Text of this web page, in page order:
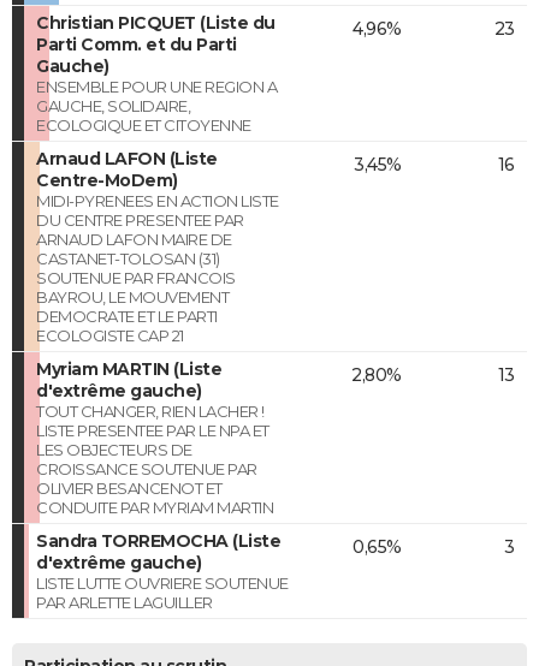
Christian PICQUET (Liste du
Parti Comm. et du Parti
Gauche)
ENSEMBLE POUR UNE REGION A
GAUCHE, SOLIDAIRE,
ECOLOGIQUE ET CITOYENNE
4,96% 23
Arnaud LAFON (Liste
Centre-MoDem)
MIDI-PYRENEES EN ACTION LISTE
DU CENTRE PRESENTEE PAR
ARNAUD LAFON MAIRE DE
CASTANET-TOLOSAN (31)
SOUTENUE PAR FRANCOIS
BAYROU, LE MOUVEMENT
DEMOCRATE ET LE PARTI
ECOLOGISTE CAP 21
3,45% 16
Myriam MARTIN (Liste
d'extrême gauche)
TOUT CHANGER, RIEN LACHER !
LISTE PRESENTEE PAR LE NPA ET
LES OBJECTEURS DE
CROISSANCE SOUTENUE PAR
OLIVIER BESANCENOT ET
CONDUITE PAR MYRIAM MARTIN
2,80% 13
Sandra TORREMOCHA (Liste
d'extrême gauche)
LISTE LUTTE OUVRIERE SOUTENUE
PAR ARLETTE LAGUILLER
0,65% 3